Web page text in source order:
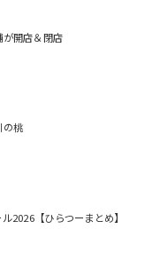
開店＆閉店
の桃
2026【ひらつーまとめ】